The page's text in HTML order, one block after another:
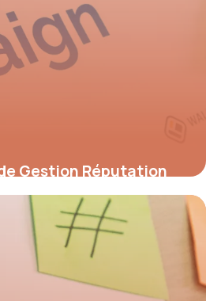
Gestion Réputation